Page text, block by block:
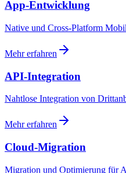
App-Entwicklung
Native und Cross-Platform
Mehr erfahren
API-Integration
Nahtlose Integration von
Mehr erfahren
Cloud-Migration
Migration und Optimierung für